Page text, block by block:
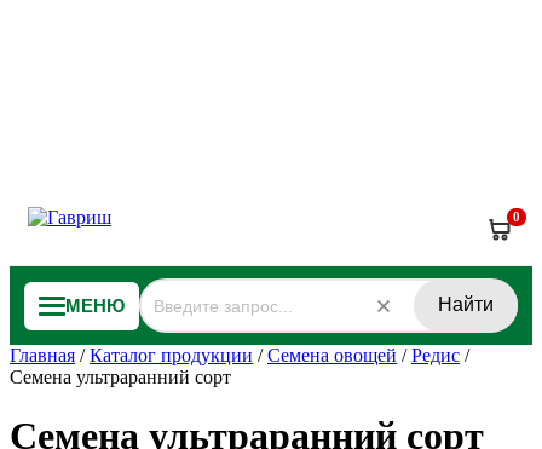
0
МЕНЮ Найти
Главная /Каталог продукции /Семена овощей /Редис /
Семена ультраранний сорт
Семена ультраранний сорт